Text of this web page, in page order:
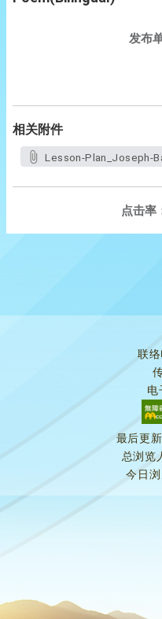
发布
相关附件
Lesson-Plan_Joseph-
点击率
联
电
最后更新
总浏览
今日